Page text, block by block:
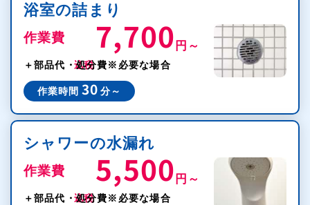
浴室の詰まり
作業費 7,700 円～
＋部品代・処分費※必要な場合
作業時間 30 分～
シャワーの水漏れ
作業費 5,500 円～
＋部品代・処分費※必要な場合